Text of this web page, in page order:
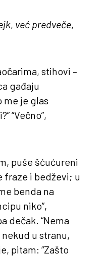
, već predveče,
stihovi –
gađaju
me je glas
“Večno”,
puše šćućureni
fraze i bedževi; u
benda na
niko”,
dečak. “Nema
u stranu,
pitam: “Zašto